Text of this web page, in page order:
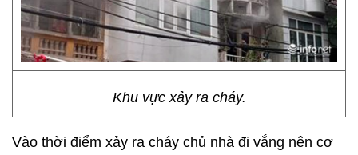
Khu vực xảy ra cháy.
Vào thời điểm xảy ra cháy chủ nhà đi vắng nên cơ